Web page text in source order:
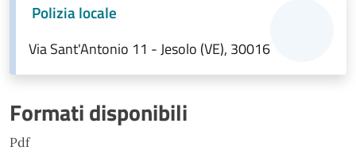
Polizia locale
Via Sant'Antonio 11 - Jesolo (VE), 30016
Formati disponibili
Pdf